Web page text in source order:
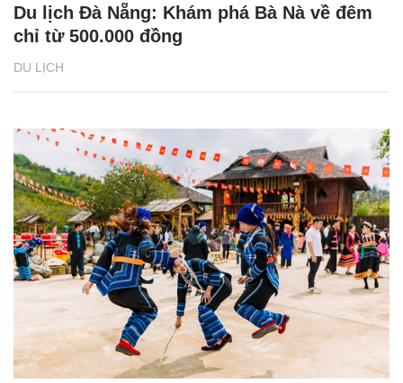
DU LỊCH
Du lịch Đà Nẵng: Khám phá Bà Nà về đêm
chỉ từ 500.000 đồng